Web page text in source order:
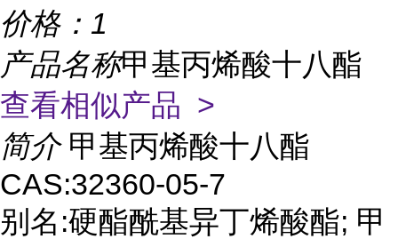
价格： 1
产品名称甲基丙烯酸十八酯
查看相似产品 >
简介 甲基丙烯酸十八酯
CAS:32360-05-7
别名:硬酯酰基异丁烯酸酯; 甲